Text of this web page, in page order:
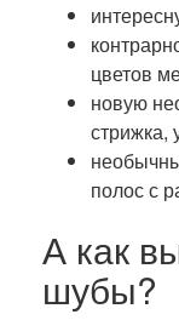
цветов
новую
стрижка,
полос с
А как
шубы?